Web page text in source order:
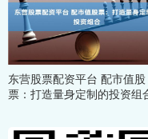
东营股票配资平台 配市值股
票：打造量身定制的投资组